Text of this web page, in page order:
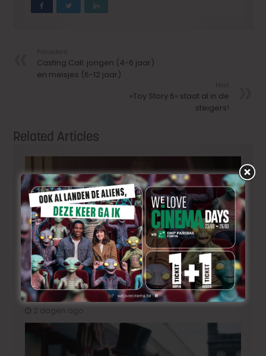
Casting Call: jongen (4-6 jaar)
en meisjes (6-12 jaar)
«Toy Story 6» staat al in de
steigers!
Related Articles
Korte animatiefilm ‘Melk’ nu ook uitgenodigd voor
TIFF
2 dagen ago